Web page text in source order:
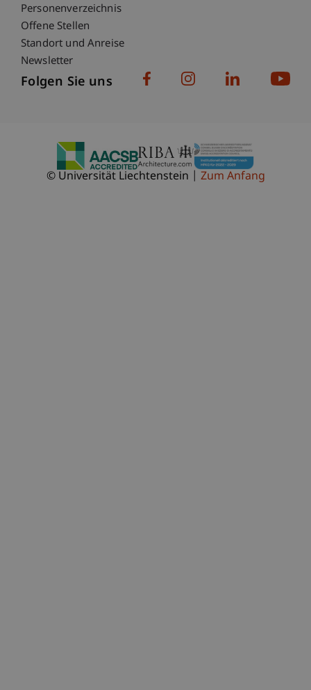
Personenverzeichnis
Offene Stellen
Standort und Anreise
Newsletter
Folgen Sie uns
© Universität Liechtenstein Zum Anfang